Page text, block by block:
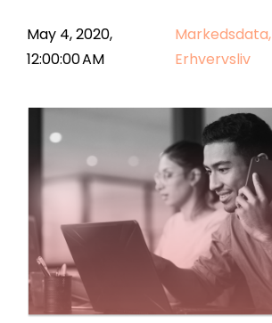
Enreach Campaigns
webCRM
LeadDesk
SuperOffice
Monday
Zoho CRM
Se alle værktøjer
API-dokumentation
Datakilder
Lasso.dk
May 4, 2020,
12:00:00 AM
Markedsdata,
Erhvervsliv